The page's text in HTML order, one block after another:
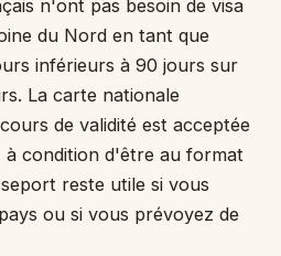
n'ont pas besoin de visa
du Nord en tant que
inférieurs à 90 jours sur
La carte nationale
de validité est acceptée
condition d'être au format
reste utile si vous
ou si vous prévoyez de